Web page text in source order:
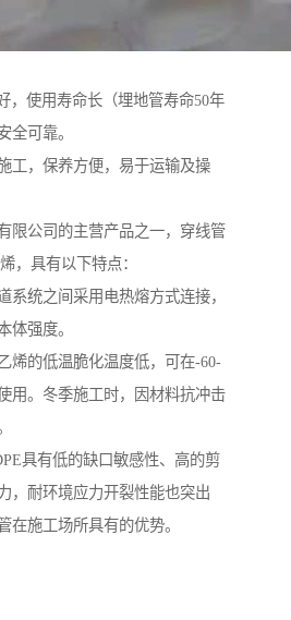
，使用寿命长（埋地管寿命50年
全可靠。
工，保养方便，易于运输及操
限公司的主营产品之一，穿线管
，具有以下特点：
系统之间采用电热熔方式连接，
体强度。
烯的低温脆化温度低，可在-60-
用。冬季施工时，因材料抗冲击
具有低的缺口敏感性、高的剪
，耐环境应力开裂性能也突出
在施工场所具有的优势。